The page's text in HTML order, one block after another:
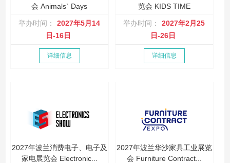
会 Animals` Days
举办时间：
2027年5月14
日-16日
详细信息
览会 KIDS TIME
举办时间：
2027年2月25
日-26日
详细信息
2027年波兰消费电子、电子及
家电展览会 Electronic...
2027年波兰华沙家具工业展览
会 Furniture Contract...